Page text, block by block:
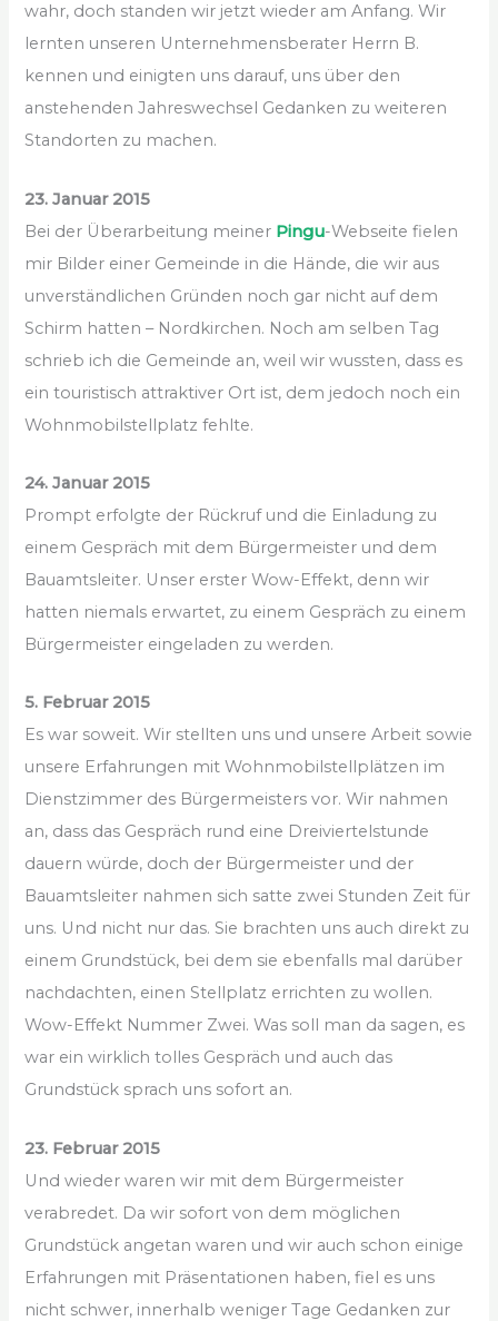
wahr, doch standen wir jetzt wieder am Anfang. Wir
lernten unseren Unternehmensberater Herrn B.
kennen und einigten uns darauf, uns über den
anstehenden Jahreswechsel Gedanken zu weiteren
Standorten zu machen.
23. Januar 2015
Bei der Überarbeitung meiner Pingu-Webseite fielen
mir Bilder einer Gemeinde in die Hände, die wir aus
unverständlichen Gründen noch gar nicht auf dem
Schirm hatten – Nordkirchen. Noch am selben Tag
schrieb ich die Gemeinde an, weil wir wussten, dass es
ein touristisch attraktiver Ort ist, dem jedoch noch ein
Wohnmobilstellplatz fehlte.
24. Januar 2015
Prompt erfolgte der Rückruf und die Einladung zu
einem Gespräch mit dem Bürgermeister und dem
Bauamtsleiter. Unser erster Wow-Effekt, denn wir
hatten niemals erwartet, zu einem Gespräch zu einem
Bürgermeister eingeladen zu werden.
5. Februar 2015
Es war soweit. Wir stellten uns und unsere Arbeit sowie
unsere Erfahrungen mit Wohnmobilstellplätzen im
Dienstzimmer des Bürgermeisters vor. Wir nahmen
an, dass das Gespräch rund eine Dreiviertelstunde
dauern würde, doch der Bürgermeister und der
Bauamtsleiter nahmen sich satte zwei Stunden Zeit für
uns. Und nicht nur das. Sie brachten uns auch direkt zu
einem Grundstück, bei dem sie ebenfalls mal darüber
nachdachten, einen Stellplatz errichten zu wollen.
Wow-Effekt Nummer Zwei. Was soll man da sagen, es
war ein wirklich tolles Gespräch und auch das
Grundstück sprach uns sofort an.
23. Februar 2015
Und wieder waren wir mit dem Bürgermeister
verabredet. Da wir sofort von dem möglichen
Grundstück angetan waren und wir auch schon einige
Erfahrungen mit Präsentationen haben, fiel es uns
nicht schwer, innerhalb weniger Tage Gedanken zur